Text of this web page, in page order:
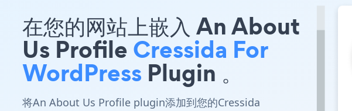
在您的网站上嵌入 An About
Us ProfileCressida For
WordPress Plugin 。
将An About Us Profile plugin添加到您的Cressida